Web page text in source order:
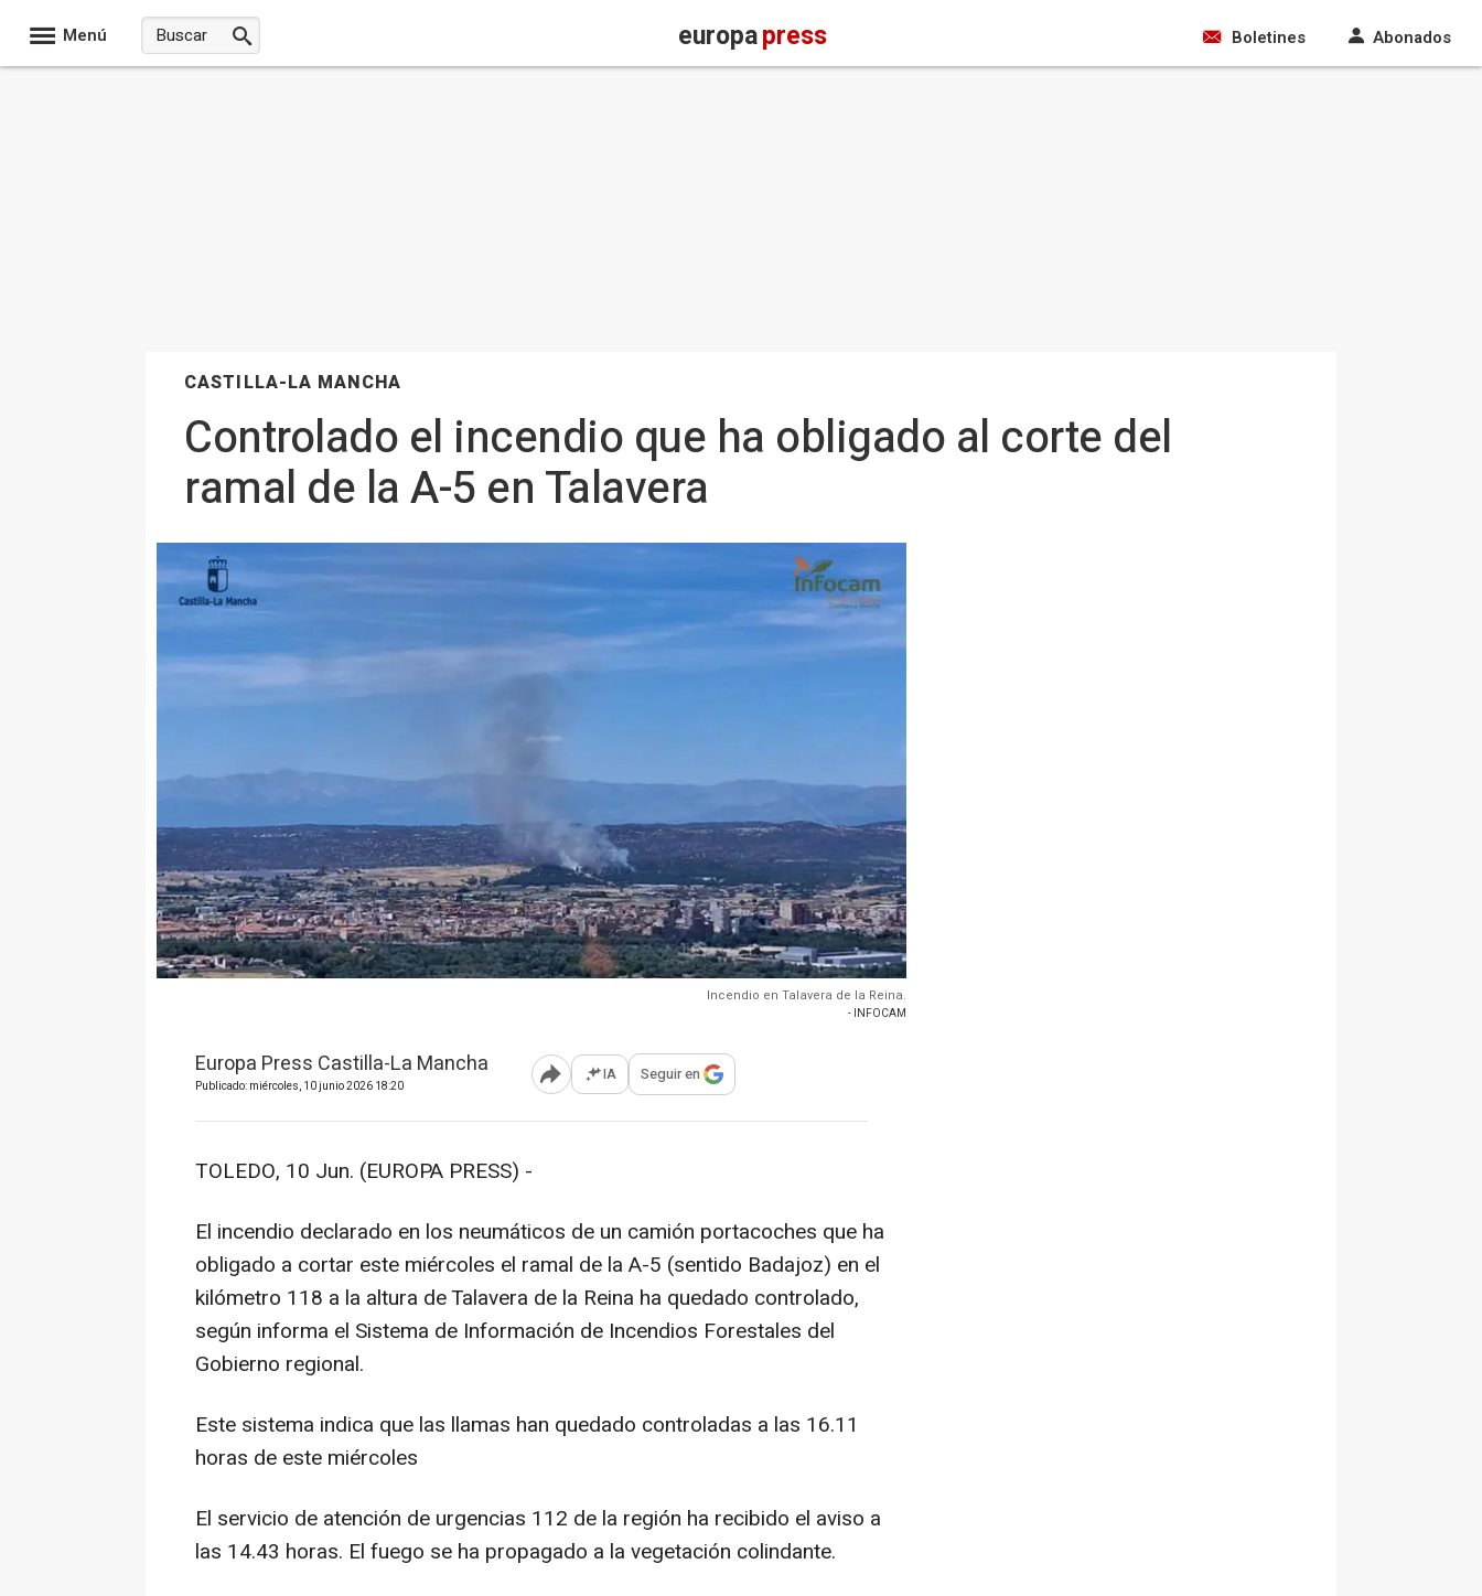
Menú europapress Boletines Abonados
CASTILLA-LA MANCHA
Controlado el incendio que ha obligado al corte del
ramal de la A-5 en Talavera
Incendio en Talavera de la Reina.
- INFOCAM
Europa Press Castilla-La Mancha
Publicado: miércoles, 10 junio 2026 18:20 Abrir opciones para compartir
IA Seguir en
TOLEDO, 10 Jun. (EUROPA PRESS) -
El incendio declarado en los neumáticos de un camión portacoches que ha
obligado a cortar este miércoles el ramal de la A-5 (sentido Badajoz) en el
kilómetro 118 a la altura de Talavera de la Reina ha quedado controlado,
según informa el Sistema de Información de Incendios Forestales del
Gobierno regional.
Este sistema indica que las llamas han quedado controladas a las 16.11
horas de este miércoles
El servicio de atención de urgencias 112 de la región ha recibido el aviso a
las 14.43 horas. El fuego se ha propagado a la vegetación colindante.